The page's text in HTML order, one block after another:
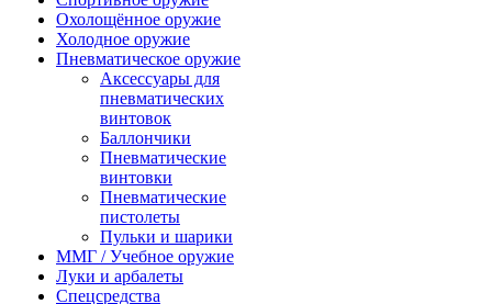
Охолощённое оружие
Холодное оружие
Пневматическое оружие
Аксессуары для
пневматических
винтовок
Баллончики
Пневматические
винтовки
Пневматические
пистолеты
Пульки и шарики
ММГ / Учебное оружие
Луки и арбалеты
Спецсредства